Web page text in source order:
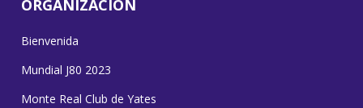
ORGANIZACIÓN
Bienvenida
Mundial J80 2023
Monte Real Club de Yates